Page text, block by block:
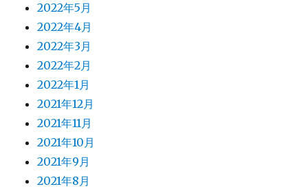
2022年5月
2022年4月
2022年3月
2022年2月
2022年1月
2021年12月
2021年11月
2021年10月
2021年9月
2021年8月